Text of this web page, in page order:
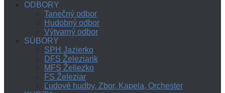
ODBORY
Tanečný odbor
Hudobný odbor
Výtvarný odbor
SÚBORY
SPH Jazierko
DFS Železiarik
MFS Želiezko
FS Železiar
Ľudové hudby, Zbor, Kapela, Orchester